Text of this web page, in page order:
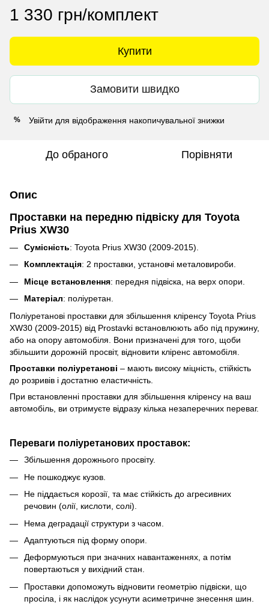
1 330 грн/комплект
Купити
Замовити швидко
% Увійти для відображення накопичувальної знижки
До обраного Порівняти
Опис
Проставки на передню підвіску для Toyota
Prius XW30
Сумісність: Toyota Prius XW30 (2009-2015).
Комплектація: 2 проставки, установчі металовироби.
Місце встановлення: передня підвіска, на верх опори.
Матеріал: поліуретан.
Поліуретанові проставки для збільшення кліренсу Toyota Prius
XW30 (2009-2015) від Prostavki встановлюють або під пружину,
або на опору автомобіля.
Вони призначені для того, щоби
збільшити дорожній просвіт, відновити кліренс автомобіля.
Проставки поліуретанові – мають високу міцність, стійкість
до розривів і достатню еластичність.
При встановленні проставки для збільшення кліренсу на ваш
автомобіль, ви отримуєте відразу кілька незаперечних переваг.
Переваги поліуретанових проставок:
Збільшення дорожнього просвіту.
Не пошкоджує кузов.
Не піддається корозії, та має стійкість до агресивних
речовин (олії, кислоти, солі).
Нема деградації структури з часом.
Адаптуються під форму опори.
Деформуються при значних навантаженнях, а потім
повертаються у вихідний стан.
Проставки допоможуть відновити геометрію підвіски, що
просіла, і як наслідок усунути асиметричне знесення шин.